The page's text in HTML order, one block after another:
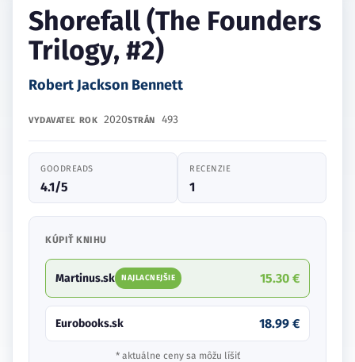
Shorefall (The Founders
Trilogy, #2)
Robert Jackson Bennett
VYDAVATEĽ ROK 2020STRÁN 493
GOODREADS
4.1/5
RECENZIE
1
KÚPIŤ KNIHU
Martinus.sk NAJLACNEJŠIE 15.30 €
Eurobooks.sk 18.99 €
* aktuálne ceny sa môžu líšiť